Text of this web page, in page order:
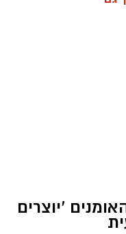
הבנקאות
ה
'יוצרים